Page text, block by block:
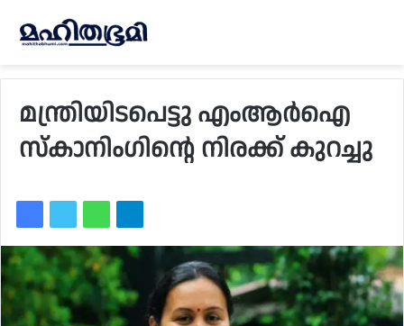
മന്ത്രിയിടപെട്ടു എംആര്‍ഐ
സ്‌കാനിംഗിന്റെ നിരക്ക് കുറച്ചു